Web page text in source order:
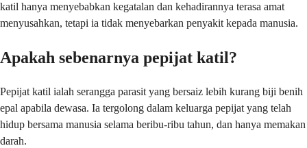
katil hanya menyebabkan kegatalan dan kehadirannya terasa amat
menyusahkan, tetapi ia tidak menyebarkan penyakit kepada manusia.
Apakah sebenarnya pepijat katil?
Pepijat katil ialah serangga parasit yang bersaiz lebih kurang biji benih
epal apabila dewasa. Ia tergolong dalam keluarga pepijat yang telah
hidup bersama manusia selama beribu-ribu tahun, dan hanya memakan
darah.